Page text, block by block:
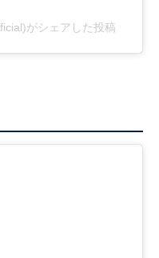
がシェアした投稿